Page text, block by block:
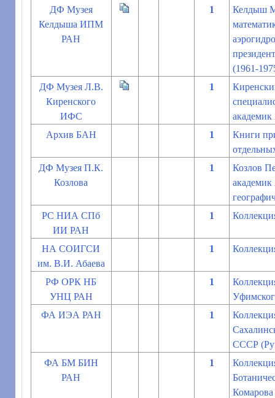
ДФ Музея
Келдыша ИПМ
РАН
1
Келдыш
(1961-
ДФ Музея Л.В.
Киренского
ИФС
1
Архив БАН
1
Книги
ДФ Музея П.К.
Козлова
1
Козлов
РС НИА СПб
ИИ РАН
1
НА СОИГСИ
им. В.И. Абаева
1
РФ ОРК НБ
УНЦ РАН
1
ФА ИЭА РАН
1
СССР
ФА БМ БИН
РАН
1
Комарова